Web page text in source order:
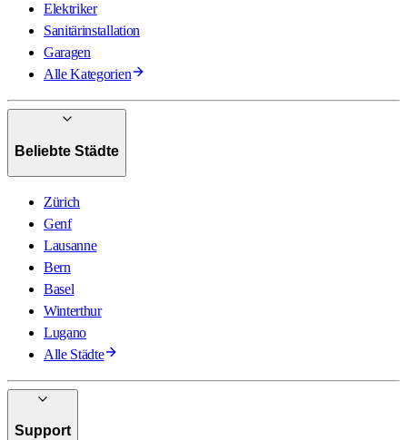
Elektriker
Sanitärinstallation
Garagen
Alle Kategorien
Beliebte Städte
Zürich
Genf
Lausanne
Bern
Basel
Winterthur
Lugano
Alle Städte
Support